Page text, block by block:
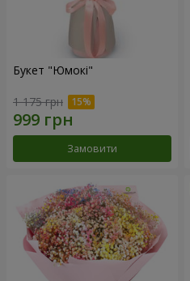
Букет "Юмокі"
1 175 грн
Замовити